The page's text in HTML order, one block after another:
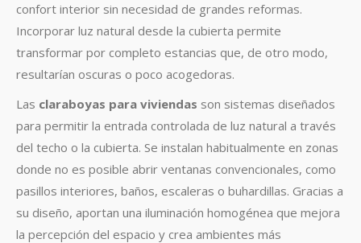
confort interior sin necesidad de grandes reformas.
Incorporar luz natural desde la cubierta permite
transformar por completo estancias que, de otro modo,
resultarían oscuras o poco acogedoras.
Las claraboyas para viviendas son sistemas diseñados
para permitir la entrada controlada de luz natural a través
del techo o la cubierta. Se instalan habitualmente en zonas
donde no es posible abrir ventanas convencionales, como
pasillos interiores, baños, escaleras o buhardillas. Gracias a
su diseño, aportan una iluminación homogénea que mejora
la percepción del espacio y crea ambientes más